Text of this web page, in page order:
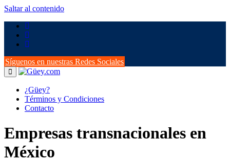
Saltar al contenido
Síguenos en nuestras Redes Sociales
¿Güey?
Términos y Condiciones
Contacto
Empresas transnacionales en
México